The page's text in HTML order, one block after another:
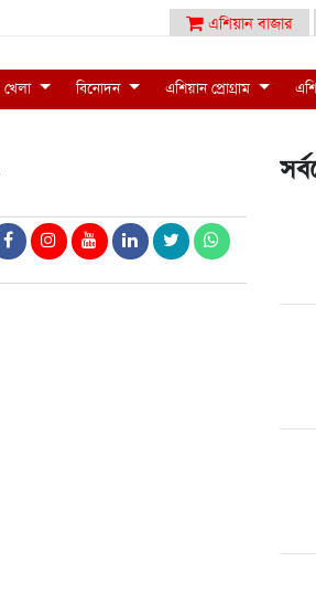
এশিয়ান বাজার
খেলা বিনোদন এশিয়ান প্রোগ্রাম